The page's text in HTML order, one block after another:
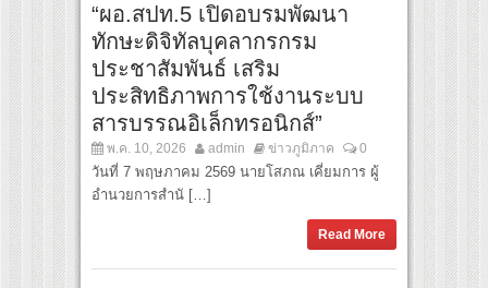
“ผอ.สปท.5 เปิดอบรมพัฒนา
ทักษะดิจิทัลบุคลากรกรม
ประชาสัมพันธ์ เสริม
ประสิทธิภาพการใช้งานระบบ
สารบรรณอิเล็กทรอนิกส์”
พ.ค. 10, 2026 admin ข่าวภูมิภาค 0
วันที่ 7 พฤษภาคม 2569 นายโสภณ เคี่ยมการ ผู้
อำนวยการสำนั […]
Read More